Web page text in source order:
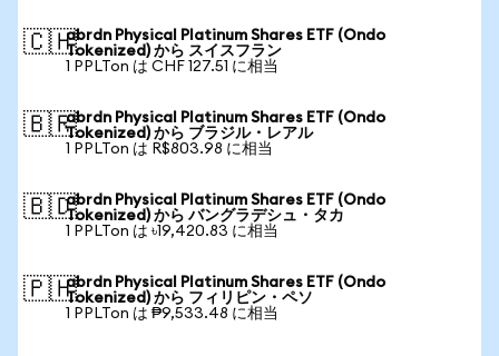
🇨🇭abrdn Physical Platinum Shares ETF (Ondo
Tokenized) から スイスフラン
1 PPLTon は CHF 127.51 に相当
🇧🇷abrdn Physical Platinum Shares ETF (Ondo
Tokenized) から ブラジル・レアル
1 PPLTon は R$803.98 に相当
🇧🇩abrdn Physical Platinum Shares ETF (Ondo
Tokenized) から バングラデシュ・タカ
1 PPLTon は ৳19,420.83 に相当
🇵🇭abrdn Physical Platinum Shares ETF (Ondo
Tokenized) から フィリピン・ペソ
1 PPLTon は ₱9,533.48 に相当